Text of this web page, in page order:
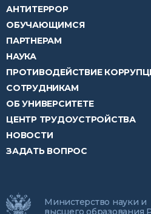
АНТИТЕРРОР
ОБУЧАЮЩИМСЯ
ПАРТНЕРАМ
НАУКА
ПРОТИВОДЕЙСТВИЕ
СОТРУДНИКАМ
ОБ УНИВЕРСИТЕТЕ
ЦЕНТР ТРУДОУСТРОЙСТВА
НОВОСТИ
ЗАДАТЬ ВОПРОС
Министерство науки и